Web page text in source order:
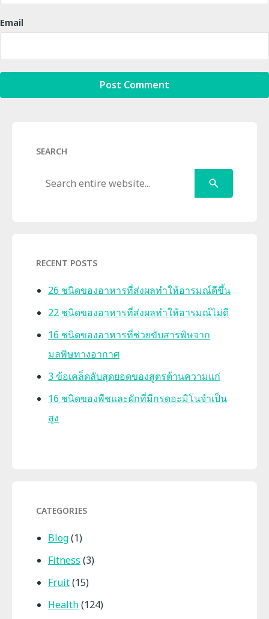
Email
SEARCH
RECENT POSTS
26 ชนิดของอาหารที่ส่งผลทำให้อารมณ์ดีขึ้น
22 ชนิดของอาหารที่ส่งผลทำให้อารมณ์ไม่ดี
16 ชนิดของอาหารที่ช่วยขับสารพิษจาก
มลพิษทางอากาศ
3 ข้อเคล็ดลับสุดยอดของสูตรต้านความแก่
16 ชนิดของพืชและผักที่มีกรดอะมิโนจำเป็น
สูง
CATEGORIES
Blog(1)
Fitness (3)
Fruit(15)
Health(124)